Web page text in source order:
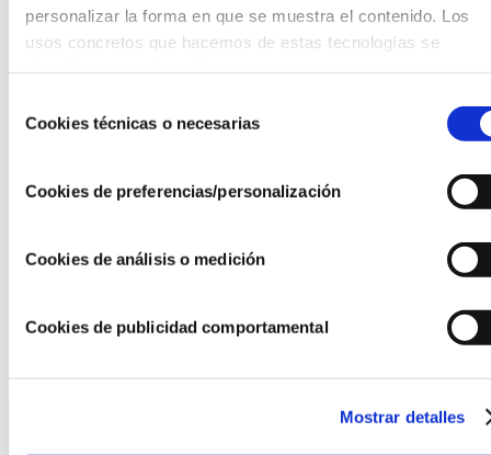
personalizar la forma en que se muestra el contenido. Los
usos concretos que hacemos de estas tecnologías se
deCookies técnicas o necesarias
Cookies de preferencias/personalización
Cookies de análisis o medición
Cookies de publicidad comportamental
Mostrar detalles
Si aún no te has inscrito, estás a tiempo
origin=lprLink
entidades del territorio.
Porque transformar un pueblo es transformar su